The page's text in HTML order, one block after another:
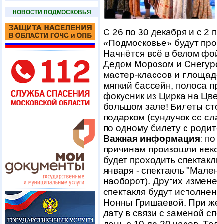
НОВОСТИ ПОДМОСКОВЬЯ
С 26 по 30 декабря и с 2
«Подмосковье» будут
Начнётся всё в белом
Дедом Морозом и
мастер-классов и
мягкий бассейн, полоса
фокусник из Цирка на
большом зале! Билеты
подарком (сундучок со
по одному билету с
Важная информация:
причинам произошли
будет проходить
января - спектакль
наоборот). Других
спектакля будут
Нонны Гришаевой. При
дату в связи с заменой